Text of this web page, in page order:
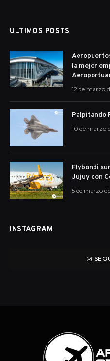
ULTIMOS POSTS
la mejor
12 de marzo
Palpitando
10 de marzo
Flybondi
Jujuy con
5 de marzo
INSTAGRAM